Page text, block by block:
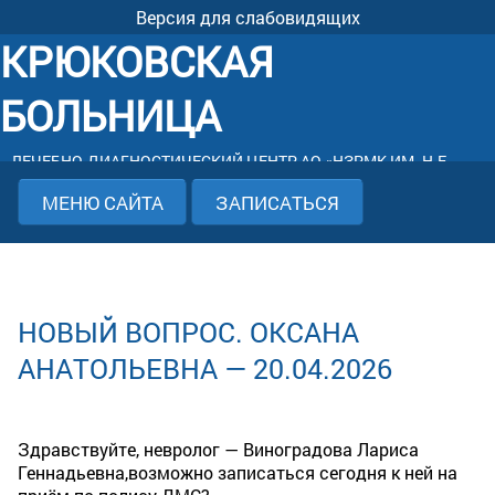
Версия для слабовидящих
КРЮКОВСКАЯ
БОЛЬНИЦА
ЛЕЧЕБНО-ДИАГНОСТИЧЕСКИЙ ЦЕНТР АО «НЗРМК ИМ. Н.Е.
КРЮКОВА»
МЕНЮ САЙТА ЗАПИСАТЬСЯ
НОВЫЙ ВОПРОС. ОКСАНА
АНАТОЛЬЕВНА — 20.04.2026
Здравствуйте, невролог — Виноградова Лариса
Геннадьевна,возможно записаться сегодня к ней на